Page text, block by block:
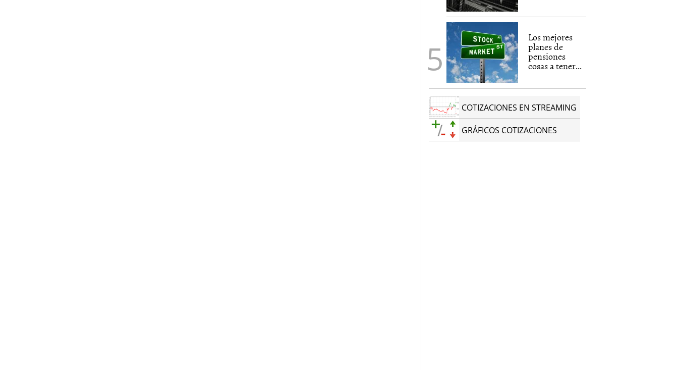
Los mejores
planes de
pensiones
cosas a tener...
COTIZACIONES EN STREAMING
GRÁFICOS COTIZACIONES